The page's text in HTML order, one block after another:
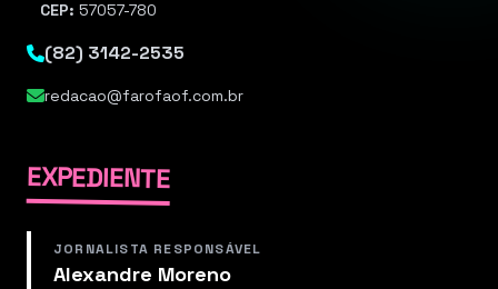
CEP: 57057-780
(82) 3142-2535
redacao@farofaof.com.br
EXPEDIENTE
JORNALISTA RESPONSÁVEL
Alexandre Moreno